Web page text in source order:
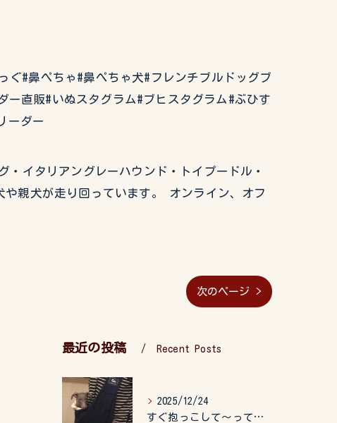
ぐ#鼻ぺちゃ#鼻ぺちゃ犬#フレンチブルドッグブ
ー直販#いぬスタグラム#ブヒスタグラム#ぶひす
ーダー
・イタリアングレーハウンド・トイプードル・
親犬が走り回っています。 オンライン、オフ
次のページ >
最近の投稿 Recent Posts
2025/12/24
すぐ抱っこして〜って言うので、抱っこ紐に入れてゆらゆら☺️